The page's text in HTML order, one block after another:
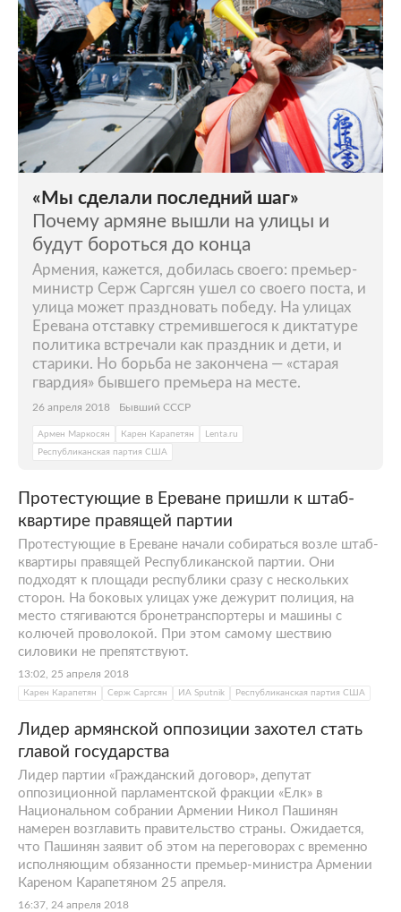
«Мы сделали последний шаг»
Почему армяне вышли на улицы и
будут бороться до конца
Армения, кажется, добилась своего: премьер-
министр Серж Саргсян ушел со своего поста, и
улица может праздновать победу. На улицах
Еревана отставку стремившегося к диктатуре
политика встречали как праздник и дети, и
старики. Но борьба не закончена — «старая
гвардия» бывшего премьера на месте.
26 апреля 2018 Бывший СССР
Армен Маркосян Карен Карапетян
Lenta.ru
Республиканская партия США
Протестующие в Ереване пришли к штаб-
квартире правящей партии
Протестующие в Ереване начали собираться возле штаб-
квартиры правящей Республиканской партии. Они
подходят к площади республики сразу с нескольких
сторон. На боковых улицах уже дежурит полиция, на
место стягиваются бронетранспортеры и машины с
колючей проволокой. При этом самому шествию
силовики не препятствуют.
13:02, 25 апреля 2018
Карен Карапетян Серж Саргсян ИА Sputnik Республиканская партия США
Лидер армянской оппозиции захотел стать
главой государства
Лидер партии «Гражданский договор», депутат
оппозиционной парламентской фракции «Елк» в
Национальном собрании Армении Никол Пашинян
намерен возглавить правительство страны. Ожидается,
что Пашинян заявит об этом на переговорах с временно
исполняющим обязанности премьер-министра Армении
Кареном Карапетяном 25 апреля.
16:37, 24 апреля 2018